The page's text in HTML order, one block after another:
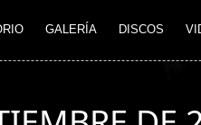
GALERÍA DISCOS